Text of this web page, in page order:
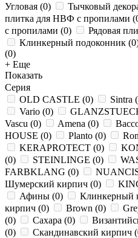
Угловая (0) Тычковый
плитка для НВФ с пропилами (
с пропилами (0) Рядовая
Клинкерный подоконник (0
(0)
+ Еще
Показать
Серия
OLD CASTLE (0) Sintra (
Vario (0)
Vascu (0) Amena (0)
HOUSE (0) Planto (0)
KERAPROTECT (0)
(0) STEINLINGE (0)
FARBKLANG (0)
Шумерский кирпич (0)
Афины (0) Клинкерный
кирпич (0) Brown (0)
(0) Сахара (0)
(0) Скандинавский кирпич (